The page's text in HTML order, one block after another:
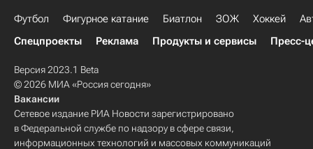
Футбол Фигурное катание Биатлон ЗОЖ Хоккей
Спецпроекты
Реклама Продукты и сервисы Пресс-
Версия 2023.1 Beta
© 2026 МИА «Россия сегодня»
Вакансии
Сетевое издание РИА Новости зарегистрировано
в Федеральной службе по надзору в сфере связи,
информационных технологий и массовых коммуникаций